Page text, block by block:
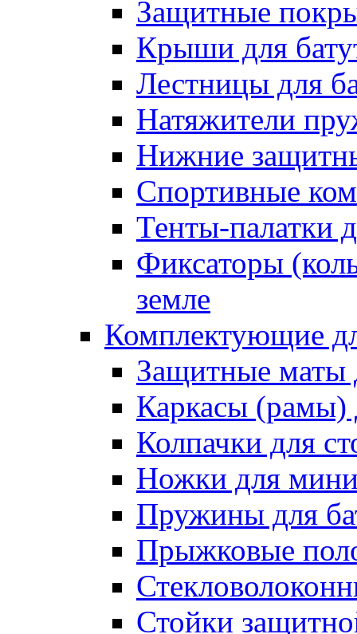
Защитные
Крыши для
Лестницы для
Натяжители
Нижние
Спортивные
Тенты-палатки
Фиксаторы
земле
Комплектующие
Защитные маты
Каркасы (рамы)
Колпачки для
Ножки для
Пружины для
Прыжковые
Стойки